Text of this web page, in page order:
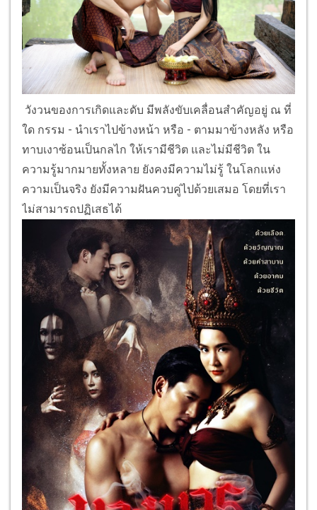
วังวนของการเกิดและดับ มีพลังขับเคลื่อนสําคัญอยู่ ณ ที่
ใด กรรม - นําเราไปข้างหน้า หรือ - ตามมาข้างหลัง หรือ
ทาบเงาซ้อนเป็นกลไก ให้เรามีชีวิต และไม่มีชีวิต ใน
ความรู้มากมายทั้งหลาย ยังคงมีความไม่รู้ ในโลกแห่ง
ความเป็นจริง ยังมีความฝันควบคู่ไปด้วยเสมอ โดยที่เรา
ไม่สามารถปฏิเสธได้